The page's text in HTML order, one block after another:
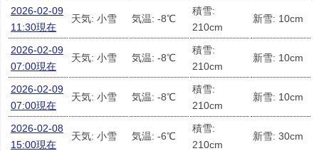
2026-02-09
11:30現在
天気: 小雪 気温: -8℃
積雪:
210cm
新雪: 10cm
2026-02-09
07:00現在
天気: 小雪 気温: -8℃
積雪:
210cm
新雪: 10cm
2026-02-09
07:00現在
天気: 小雪 気温: -8℃
積雪:
210cm
新雪: 10cm
2026-02-08
15:00現在
天気: 小雪 気温: -6℃
積雪:
210cm
新雪: 30cm